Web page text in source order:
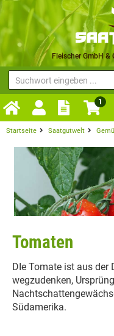
Fleischer GmbH &
1
Startseite Saatgutwelt
Tomaten
DIe Tomate ist aus der
wegzudenken,
Südamerika.